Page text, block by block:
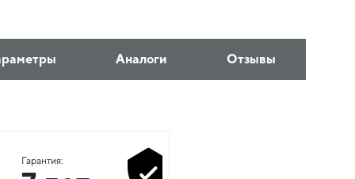
Аналоги Отзывы
Гарантия: